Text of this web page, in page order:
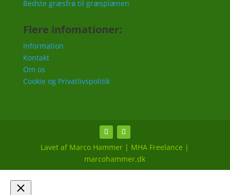
Bedste græsfrø til græsplænen
Flere infomationer:
Information
Kontakt
Om os
Cookie og Privatlivspolitik
Lavet af Marco Hammer | MHA Freelance |
marcohammer.dk